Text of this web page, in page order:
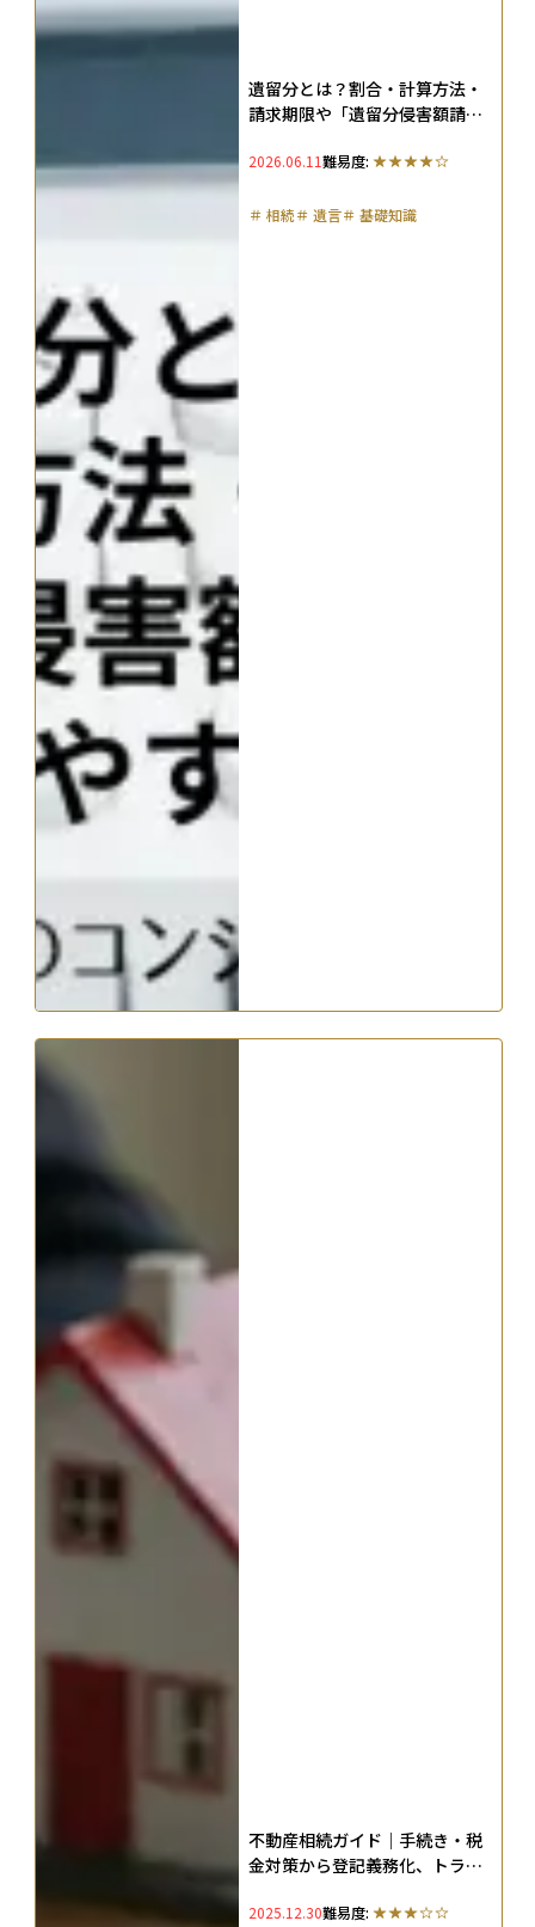
遺留分とは？割合・計算方法・
請求期限や「遺留分侵害額請
2026.06.11難易度:
＃ 相続＃ 遺言＃ 基礎知識
不動産相続ガイド｜手続き・税
金対策から登記義務化、トラブ
2025.12.30難易度: